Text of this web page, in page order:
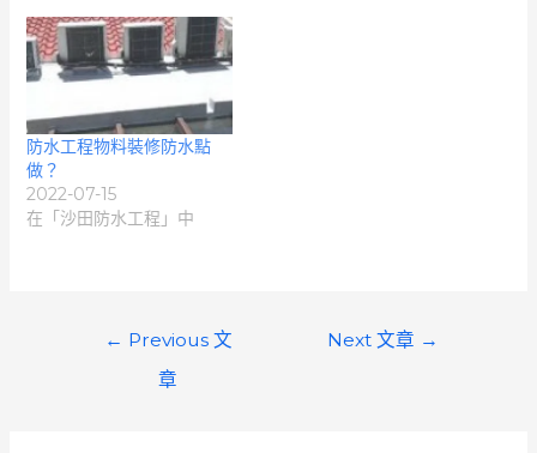
防水工程物料裝修防水點
做？
2022-07-15
在「沙田防水工程」中
← Previous 文
章
Next 文章 →